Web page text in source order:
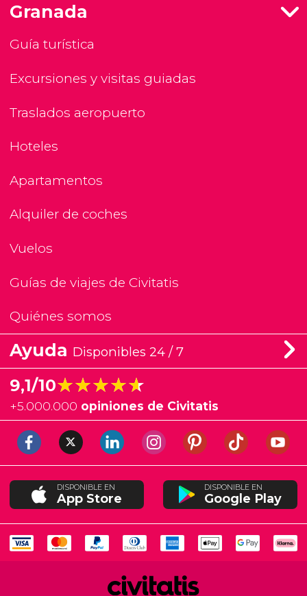
Granada
Guía turística
Excursiones y visitas guiadas
Traslados aeropuerto
Hoteles
Apartamentos
Alquiler de coches
Vuelos
Guías de viajes de Civitatis
Quiénes somos
Ayuda Disponibles 24 / 7
9,1/10★★★★★
★★★★★
+5.000.000 opiniones de Civitatis
DISPONIBLE EN
App Store
DISPONIBLE EN
Google Play